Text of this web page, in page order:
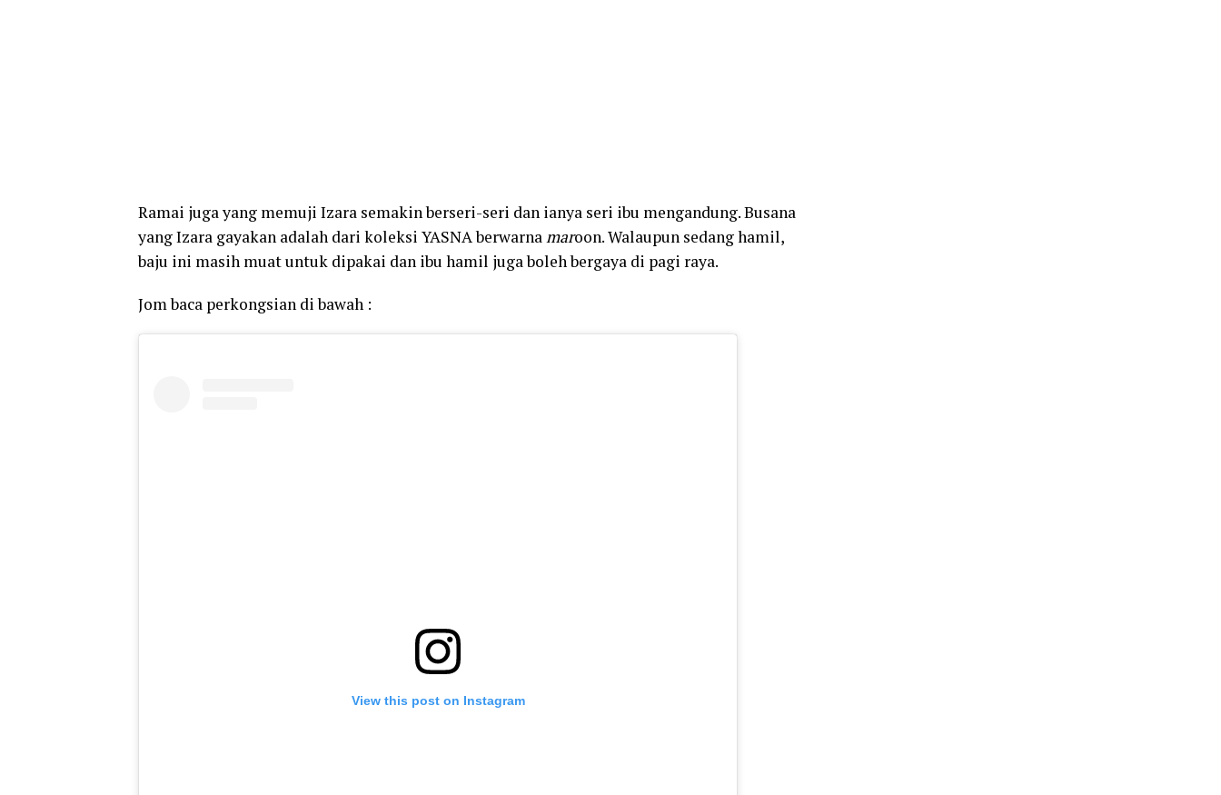
Ramai juga yang memuji Izara semakin berseri-seri dan ianya seri ibu mengandung. Busana
yang Izara gayakan adalah dari koleksi YASNA berwarnamaroon. Walaupun sedang hamil,
baju ini masih muat untuk dipakai dan ibu hamil juga boleh bergaya di pagi raya.
Jom baca perkongsian di bawah :
View this post on Instagram